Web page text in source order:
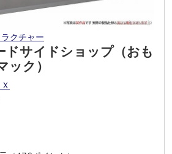
クチャー
サイドショップ（おも
ック）